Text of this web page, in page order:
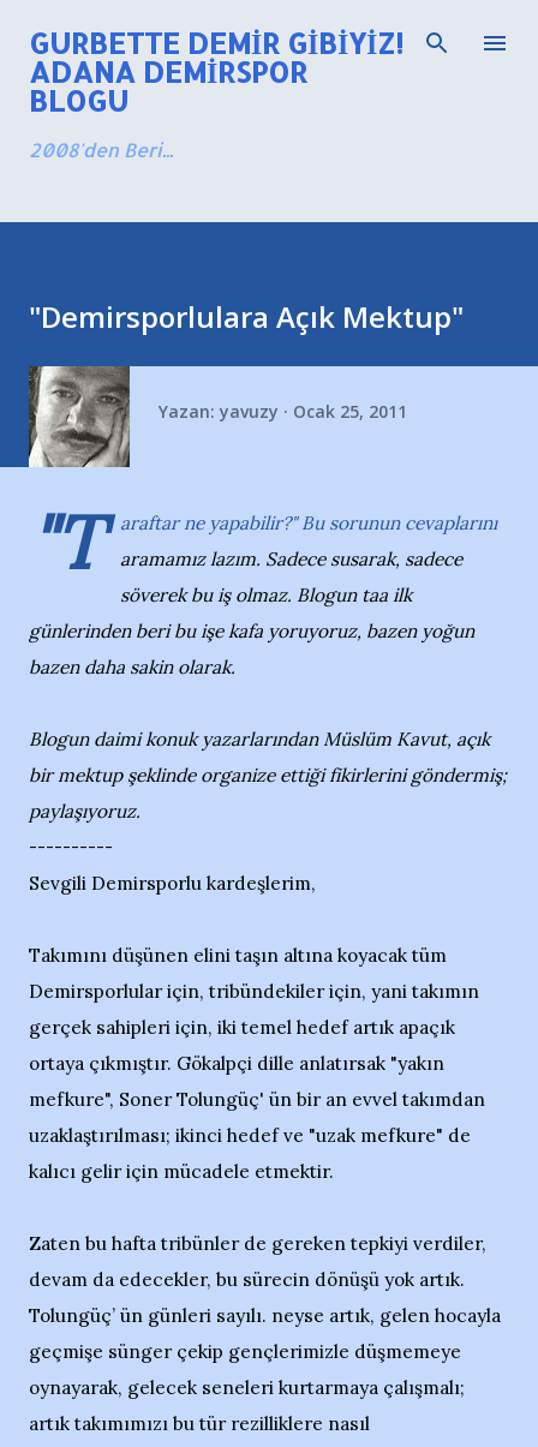
Ana içeriğe atla
GURBETTE DEMIR GIBIYIZ!
ADANA DEMIRSPOR
BLOGU
2008'den Beri...
"Demirsporlulara Açık Mektup"
Yazan: yavuzy Ocak 25, 2011
"T
araftar ne yapabilir?" Bu sorunun cevaplarını
aramamız lazım. Sadece susarak, sadece
söverek bu iş olmaz. Blogun taa ilk
günlerinden beri bu işe kafa yoruyoruz, bazen yoğun
bazen daha sakin olarak.
Blogun daimi konuk yazarlarından Müslüm Kavut, açık
bir mektup şeklinde organize ettiği fikirlerini göndermiş;
paylaşıyoruz.
----------
Sevgili Demirsporlu kardeşlerim,
Takımını düşünen elini taşın altına koyacak tüm
Demirsporlular için, tribündekiler için, yani takımın
gerçek sahipleri için, iki temel hedef artık apaçık
ortaya çıkmıştır. Gökalpçi dille anlatırsak "yakın
mefkure", Soner Tolungüç' ün bir an evvel takımdan
uzaklaştırılması; ikinci hedef ve "uzak mefkure" de
kalıcı gelir için mücadele etmektir.
Zaten bu hafta tribünler de gereken tepkiyi verdiler,
devam da edecekler, bu sürecin dönüşü yok artık.
Tolungüç’ ün günleri sayılı. neyse artık, gelen hocayla
geçmişe sünger çekip gençlerimizle düşmemeye
oynayarak, gelecek seneleri kurtarmaya çalışmalı;
artık takımımızı bu tür rezilliklere nasıl